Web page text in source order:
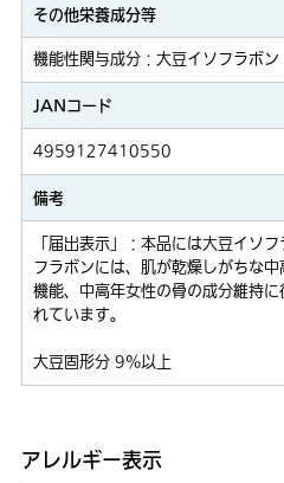
その他栄養成分等
機能性関与成分：大豆イソフラボ
JANコード
4959127410550
備考
「届出表示」：本品には大豆イソ
フラボンには、肌が乾燥しがちな
機能、中高年女性の骨の成分維持
れています。
大豆固形分 9%以上
アレルギー表示